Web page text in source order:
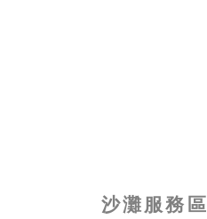
沙灘服務區